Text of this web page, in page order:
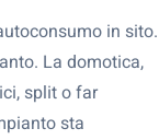
in sito.
La domotica,
split o far
sta